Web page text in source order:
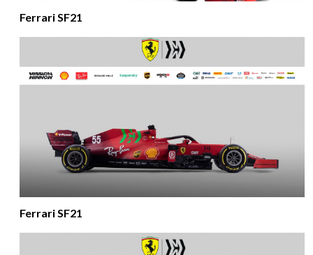
Ferrari SF21
Ferrari SF21